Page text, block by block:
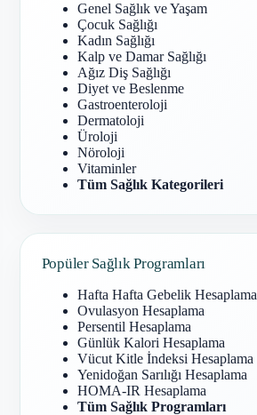
Genel Sağlık ve Yaşam
Çocuk Sağlığı
Kadın Sağlığı
Kalp ve Damar Sağlığı
Ağız Diş Sağlığı
Diyet ve Beslenme
Gastroenteroloji
Dermatoloji
Üroloji
Nöroloji
Vitaminler
Tüm Sağlık Kategorileri
Popüler Sağlık Programları
Hafta Hafta Gebelik Hesaplama
Ovulasyon Hesaplama
Persentil Hesaplama
Günlük Kalori Hesaplama
Vücut Kitle İndeksi Hesaplama
Yenidoğan Sarılığı Hesaplama
HOMA-IR Hesaplama
Tüm Sağlık Programları